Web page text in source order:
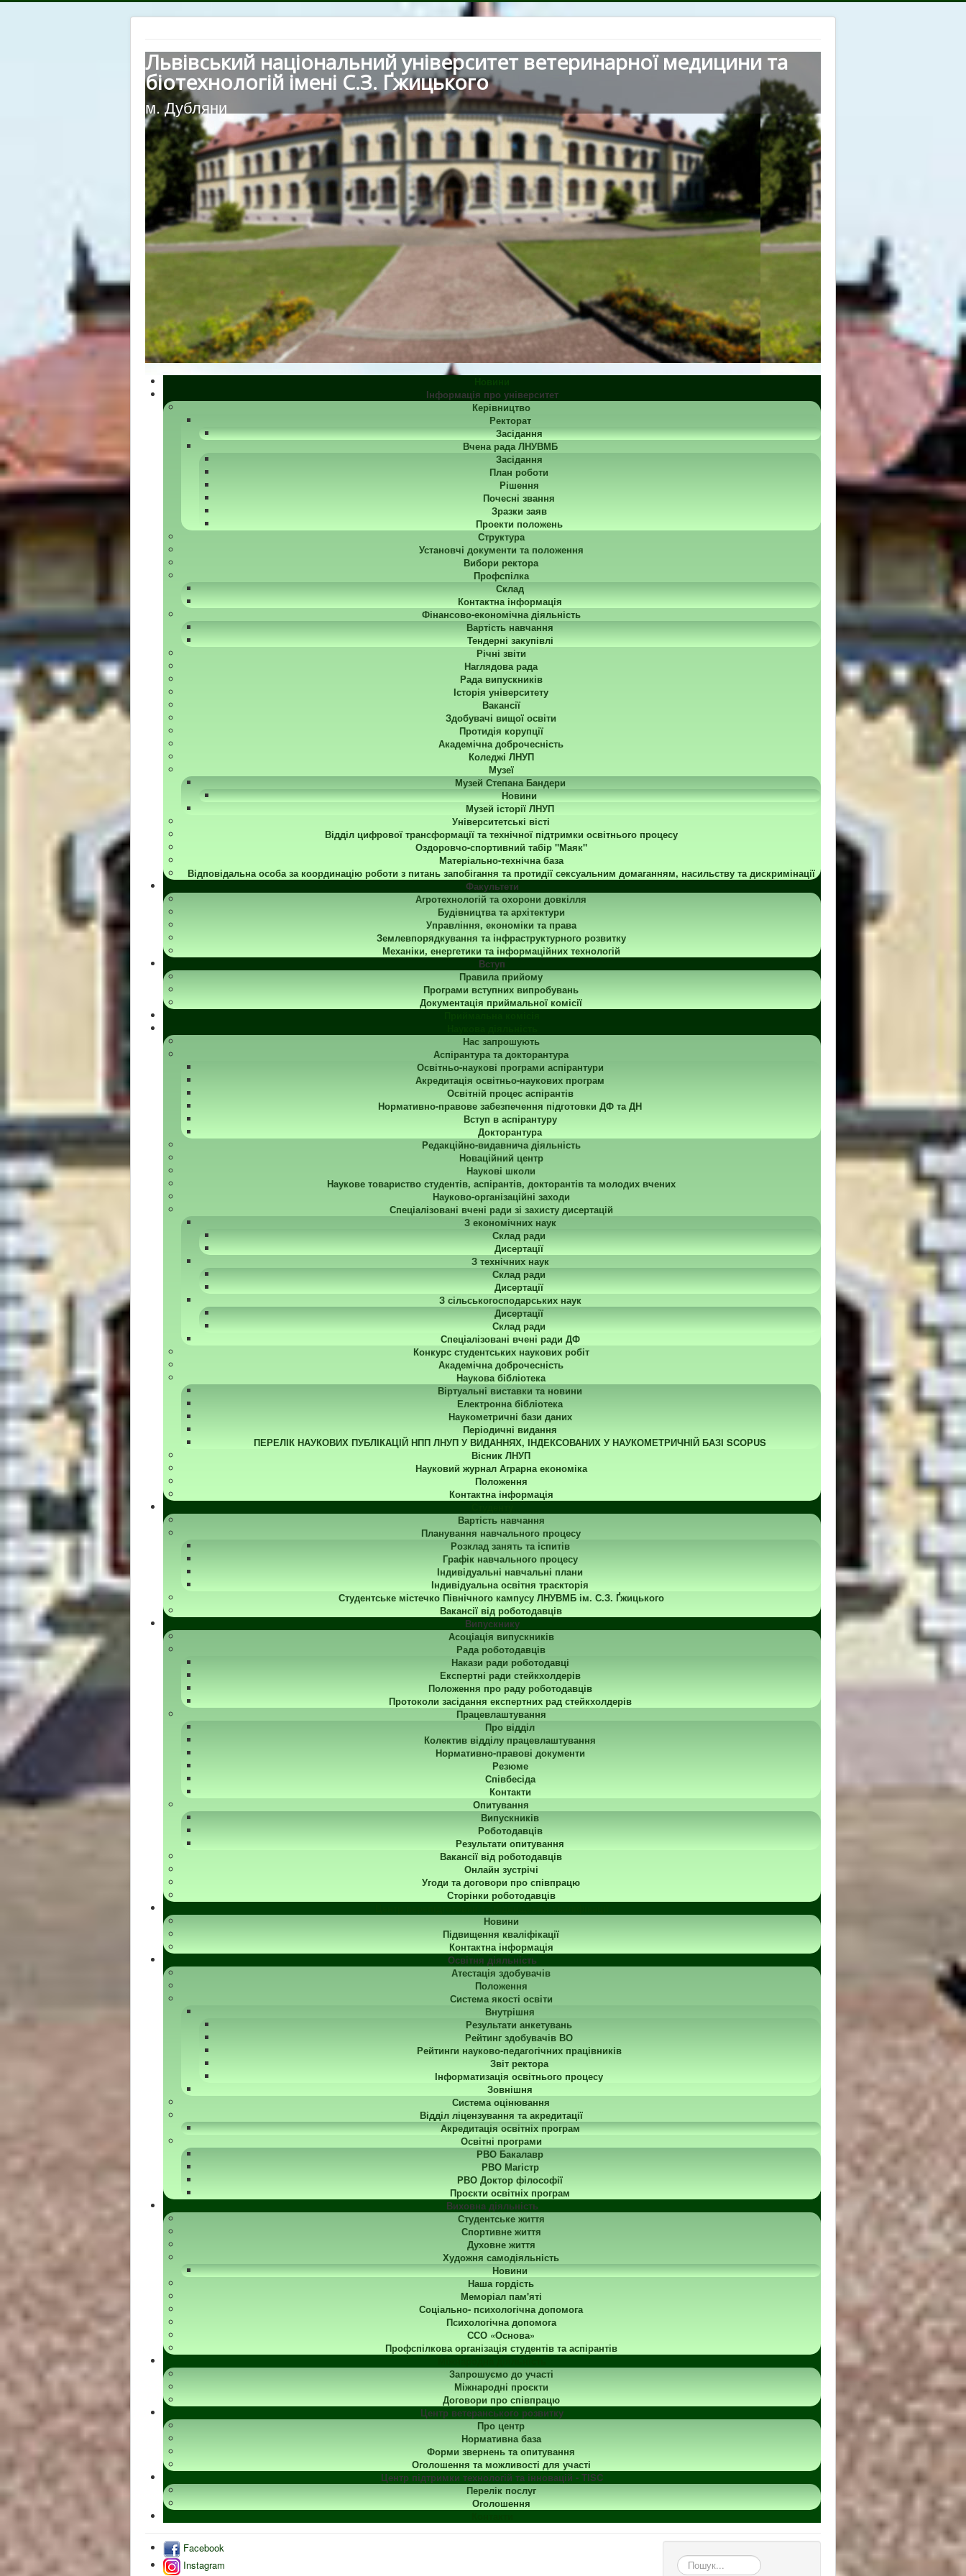
Львівський національний університет ветеринарної медицини та
біотехнологій імені С.З. Ґжицького
м. Дубляни
Інформація про університет
Керівництво
Ректорат
Засідання
Вчена рада ЛНУВМБ
Засідання
План роботи
Рішення
Почесні звання
Зразки заяв
Проекти положень
Структура
Установчі документи та положення
Вибори ректора
Профспілка
Склад
Контактна інформація
Фінансово-економічна діяльність
Вартість навчання
Тендерні закупівлі
Річні звіти
Наглядова рада
Рада випускників
Історія університету
Вакансії
Здобувачі вищої освіти
Протидія корупції
Академічна доброчесність
Коледжі ЛНУП
Музеї
Музей Степана Бандери
Новини
Музей історії ЛНУП
Університетські вісті
Відділ цифрової трансформації та технічної підтримки освітнього процесу
Оздоровчо-спортивний табір "Маяк"
Матеріально-технічна база
Відповідальна особа за координацію роботи з питань запобігання та протидії сексуальним домаганням, насильству та дискримінації
Факультети
Агротехнологій та охорони довкілля
Будівництва та архітектури
Управління, економіки та права
Землевпорядкування та інфраструктурного розвитку
Механіки, енергетики та інформаційних технологій
Вступ
Правила прийому
Програми вступних випробувань
Документація приймальної комісії
Нас запрошують
Аспірантура та докторантура
Освітньо-наукові програми аспірантури
Акредитація освітньо-наукових програм
Освітній процес аспірантів
Нормативно-правове забезпечення підготовки ДФ та ДН
Вступ в аспірантуру
Докторантура
Редакційно-видавнича діяльність
Новаційний центр
Наукові школи
Наукове товариство студентів, аспірантів, докторантів та молодих вчених
Науково-організаційні заходи
Спеціалізовані вчені ради зі захисту дисертацій
З економічних наук
Склад ради
Дисертації
З технічних наук
Склад ради
Дисертації
З сільськогосподарських наук
Дисертації
Склад ради
Спеціалізовані вчені ради ДФ
Конкурс студентських наукових робіт
Академічна доброчесність
Наукова бібліотека
Віртуальні виставки та новини
Електронна бібліотека
Наукометричні бази даних
Періодичні видання
ПЕРЕЛІК НАУКОВИХ ПУБЛІКАЦІЙ НПП ЛНУП У ВИДАННЯХ, ІНДЕКСОВАНИХ У НАУКОМЕТРИЧНІЙ БАЗІ SCOPUS
Вісник ЛНУП
Науковий журнал Аграрна економіка
Положення
Контактна інформація
Вартість навчання
Планування навчального процесу
Розклад занять та іспитів
Графік навчального процесу
Індивідуальні навчальні плани
Індивідуальна освітня траєкторія
Студентське містечко Північного кампусу ЛНУВМБ ім. С.З. Ґжицького
Вакансії від роботодавців
Випускнику
Асоціація випускників
Рада роботодавців
Накази ради роботодавці
Експертні ради стейкхолдерів
Положення про раду роботодавців
Протоколи засідання експертних рад стейкхолдерів
Працевлаштування
Про відділ
Колектив відділу працевлаштування
Нормативно-правові документи
Резюме
Співбесіда
Контакти
Опитування
Випускників
Роботодавців
Результати опитування
Вакансії від роботодавців
Онлайн зустрічі
Угоди та договори про співпрацю
Сторінки роботодавців
Новини
Підвищення кваліфікації
Контактна інформація
Освітня діяльність
Атестація здобувачів
Положення
Система якості освіти
Внутрішня
Результати анкетувань
Рейтинг здобувачів ВО
Рейтинги науково-педагогічних працівників
Звіт ректора
Інформатизація освітнього процесу
Зовнішня
Система оцінювання
Відділ ліцензування та акредитації
Акредитація освітніх програм
Освітні програми
РВО Бакалавр
РВО Магістр
РВО Доктор філософії
Проєкти освітніх програм
Виховна діяльність
Студентське життя
Спортивне життя
Духовне життя
Художня самодіяльність
Новини
Наша гордість
Меморіал пам'яті
Соціально- психологічна допомога
Психологічна допомога
ССО «Основа»
Профспілкова організація студентів та аспірантів
Запрошуємо до участі
Міжнародні проєкти
Договори про співпрацю
Центр ветеранського розвитку
Про центр
Нормативна база
Форми звернень та опитування
Оголошення та можливості для участі
Центр підтримки технологій та інновацій - TISC
Перелік послуг
Оголошення
Facebook
Instagram
пошук